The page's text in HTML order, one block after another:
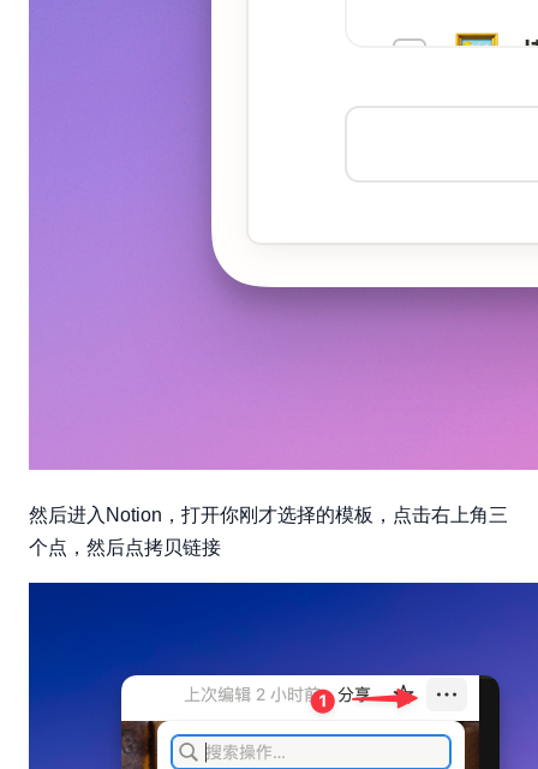
然后进入Notion，打开你刚才选择的模板，点击右上角三
个点，然后点拷贝链接